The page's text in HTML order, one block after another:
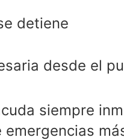
detiene
desde el
siempre